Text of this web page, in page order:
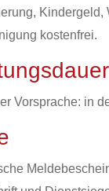
Kindergeld,
kostenfrei.
Vorsprache: in